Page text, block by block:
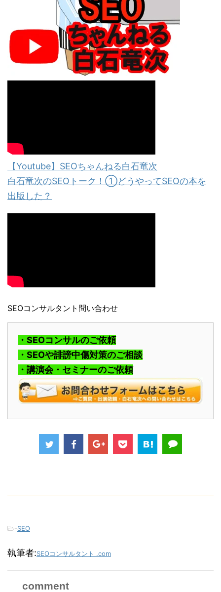
【Youtube】SEOちゃんねる白石竜次
白石竜次のSEOトーク！①どうやってSEOの本を
出版した？
SEOコンサルタント問い合わせ
・SEOコンサルのご依頼
・SEOや誹謗中傷対策のご相談
・講演会・セミナーのご依頼
-SEO
執筆者:SEOコンサルタント .com
comment